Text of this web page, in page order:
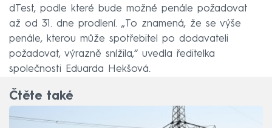
dTest, podle které bude možné penále požadovat
až od 31. dne prodlení. „To znamená, že se výše
penále, kterou může spotřebitel po dodavateli
požadovat, výrazně snížila,“ uvedla ředitelka
společnosti Eduarda Hekšová.
Čtěte také